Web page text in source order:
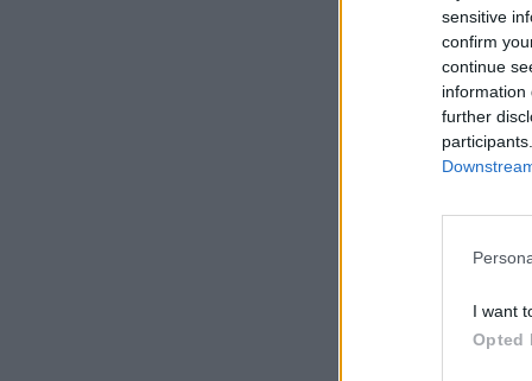
sensitive
confirm
continue
information
further
I want
Opted